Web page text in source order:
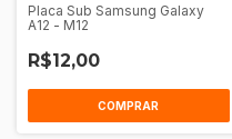
Placa Sub Samsung Galaxy
A12 - M12
R$12,00